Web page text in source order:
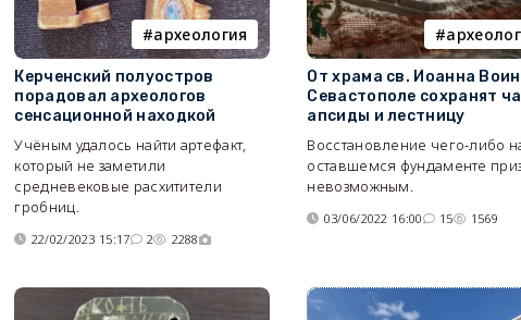
археология
Керченский полуостров
порадовал археологов
сенсационной находкой
Учёным удалось найти артефакт,
который не заметили
средневековые расхитители
гробниц.
22/02/2023 15:17 2 2288
От храма св. Иоанна
Севастополе сохранят
апсиды и лестницу
Восстановление чего-либо
оставшемся фундаменте
невозможным.
03/06/2022 16:00 15 1569